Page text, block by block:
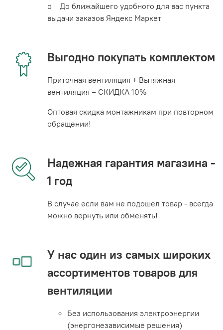
o До ближайшего удобного для вас пункта
выдачи заказов Яндекс Маркет
Выгодно покупать комплектом
Приточная вентиляция + Вытяжная
вентиляция = СКИДКА 10%
Оптовая скидка монтажникам при повторном
обращении!
Надежная гарантия магазина -
1 год
В случае если вам не подошел товар - всегда
можно вернуть или обменять!
У нас один из самых широких
ассортиментов товаров для
вентиляции
Без использования электроэнергии
(энергонезависимые решения)